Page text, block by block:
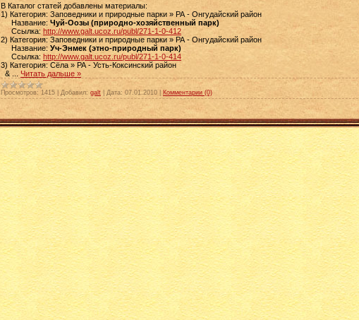
В Каталог статей добавлены материалы:
1) Категория: Заповедники и природные парки » РА - Онгудайский район
Название: Чуй-Оозы (природно-хозяйственный парк)
Ссылка: http://www.galt.ucoz.ru/publ/271-1-0-412
2) Категория: Заповедники и природные парки » РА - Онгудайский район
Название:Уч-Энмек (этно-природный парк)
Ссылка: http://www.galt.ucoz.ru/publ/271-1-0-414
3) Категория: Сёла » РА - Усть-Коксинский район
&
Читать дальше »
Просмотров: 1415 Добавил: galt Дата: 07.01.2010 Комментарии (0)